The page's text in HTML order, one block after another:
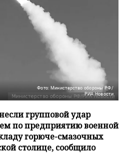
Фото: Министерство обороны РФ/
РИА Новости
групповой удар
по предприятию военной
горюче-смазочных
столице, сообщило